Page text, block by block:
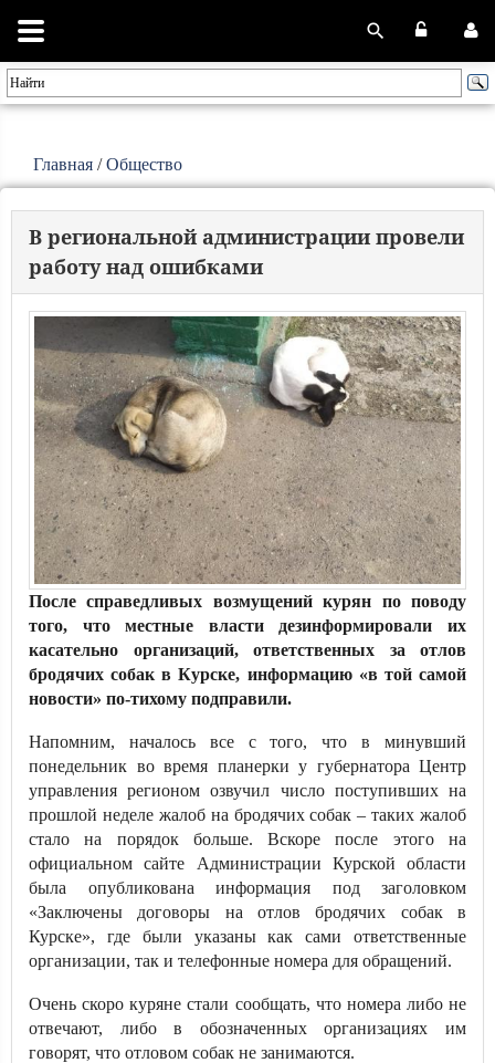
Главная /Общество
В региональной администрации провели
работу над ошибками
После справедливых возмущений курян по поводу
того, что местные власти дезинформировали их
касательно организаций, ответственных за отлов
бродячих собак в Курске, информацию «в той самой
новости» по-тихому подправили.
Напомним, началось все с того, что в минувший
понедельник во время планерки у губернатора Центр
управления регионом озвучил число поступивших на
прошлой неделе жалоб на бродячих собак – таких жалоб
стало на порядок больше. Вскоре после этого на
официальном сайте Администрации Курской области
была опубликована информация под заголовком
«Заключены договоры на отлов бродячих собак в
Курске», где были указаны как сами ответственные
организации, так и телефонные номера для обращений.
Очень скоро куряне стали сообщать, что номера либо не
отвечают, либо в обозначенных организациях им
говорят, что отловом собак не занимаются.